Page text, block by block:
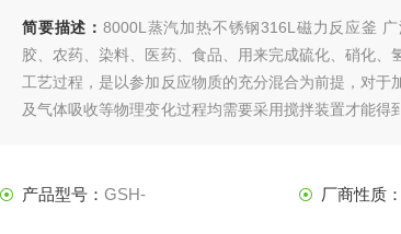
简要描述： 8000L蒸汽加热不锈钢316L磁力反应釜
胶、农药、染料、医药、食品、用来完成硫化、硝化、
工艺过程，是以参加反应物质的充分混合为前提，对于
及气体吸收等物理变化过程均需要采用搅拌装置才能得
产品型号： GSH- 厂商性质：